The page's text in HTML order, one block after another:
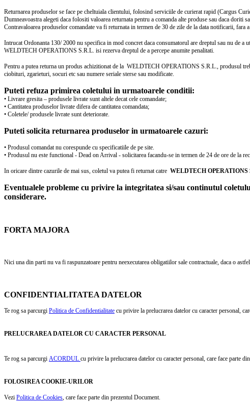
Returnarea produselor se face pe cheltuiala clientului, folosind serviciile de curierat rapid (Cargus
Dumneavoastra alegeti daca folositi valoarea returnata pentru a comanda alte produse sau daca doriti
Contravaloarea produselor comandate va fi returnata in termen de 30 de zile de la data notificarii, fara
Intrucat Ordonanta 130/ 2000 nu specifica in mod concret daca consumatorul are dreptul sau nu de
WELDTECH OPERATIONS S.R.L. isi rezerva dreptul de a percepe anumite penalitati.
Pentru a putea returna un produs achizitionat de la WELDTECH OPERATIONS S.R.L., produsul
ciobituri, zgarieturi, socuri etc sau numere seriale sterse sau modificate.
Puteti refuza primirea coletului in urmatoarele conditii:
• Livrare gresita – produsele livrate sunt altele decat cele comandate;
• Cantitatea produselor livrate difera de cantitatea comandata;
• Coletele/ produsele livrate sunt deteriorate.
Puteti solicita returnarea produselor in urmatoarele cazuri:
• Produsul comandat nu corespunde cu specificatiile de pe site.
• Produsul nu este functional - Dead on Arrival - solicitarea facandu-se in termen de 24 de ore de la
In oricare dintre cazurile de mai sus, coletul va putea fi returnat catre WELDTECH OPERATIONS
Eventualele probleme cu privire la integritatea si/sau continutul
considerare.
FORTA MAJORA
Nici una din parti nu va fi raspunzatoare pentru neexecutarea obligatiilor sale contractuale, daca o
CONFIDENTIALITATEA DATELOR
Te rog sa parcurgi Politica de Confidentialitate cu privire la prelucrarea datelor cu caracter personal,
PRELUCRAREA DATELOR CU CARACTER PERSONAL
Te rog sa parcurgi ACORDUL cu privire la prelucrarea datelor cu caracter personal, care face parte
FOLOSIREA COOKIE-URILOR
Vezi Politica de Cookies, care face parte din prezentul Document.